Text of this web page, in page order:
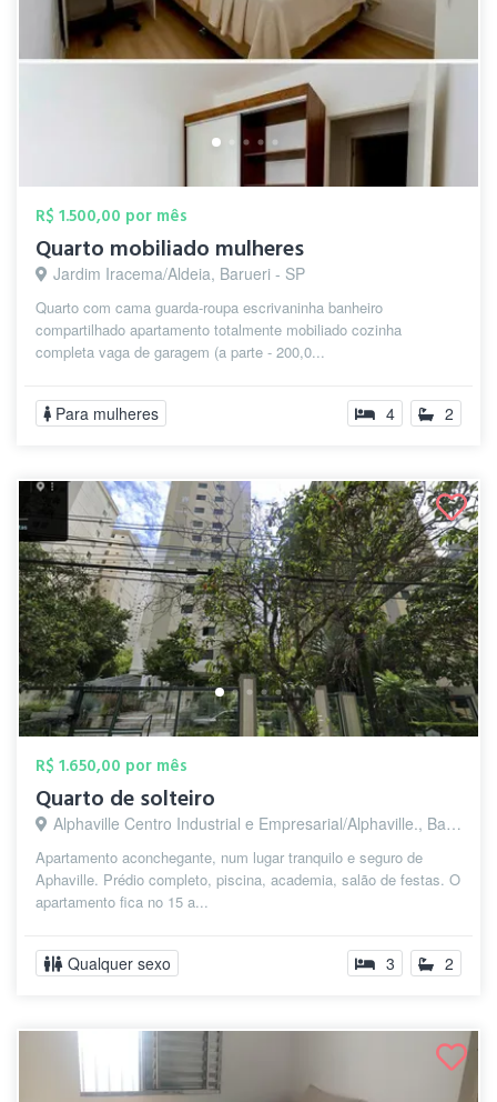
R$ 1.500,00 por mês
Quarto mobiliado mulheres
Jardim Iracema/Aldeia, Barueri - SP
Quarto com cama guarda-roupa escrivaninha banheiro
compartilhado apartamento totalmente mobiliado cozinha
completa vaga de garagem (a parte - 200,0...
Para mulheres 4 2
R$ 1.650,00 por mês
Quarto de solteiro
Alphaville Centro Industrial e Empresarial/Alphaville., Barueri - SP
Apartamento aconchegante, num lugar tranquilo e seguro de
Aphaville. Prédio completo, piscina, academia, salão de festas. O
apartamento fica no 15 a...
Qualquer sexo 3 2